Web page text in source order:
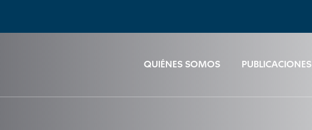
QUIÉNES SOMOS PUBLICACIONES